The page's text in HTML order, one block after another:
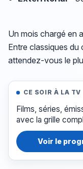
Un mois chargé en
Entre classiques
attendez-vous le
CE SOIR À LA TV
Films, séries,
avec la grille
Voir le